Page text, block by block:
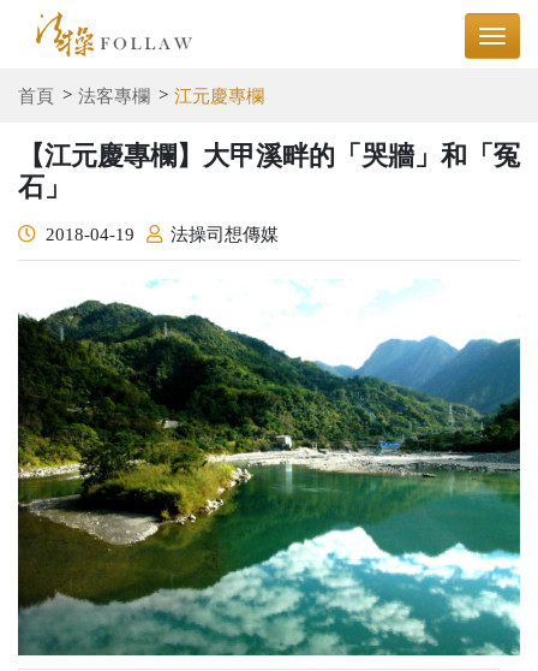
首頁 法客專欄 江元慶專欄
【江元慶專欄】大甲溪畔的「哭牆」和「冤
石」
2018-04-19 法操司想傳媒